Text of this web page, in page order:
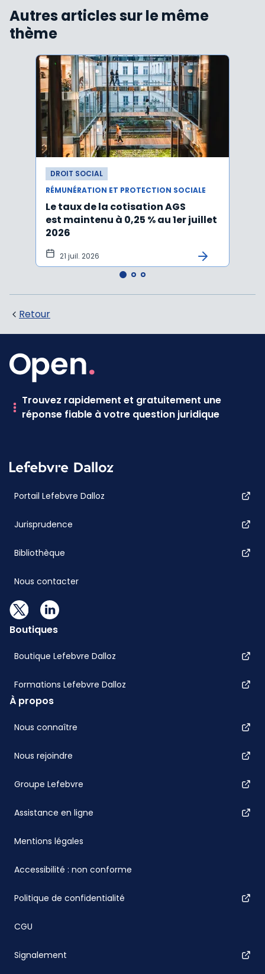
Autres articles sur le même
thème
DROIT SOCIAL
RÉMUNÉRATION ET PROTECTION SOCIALE
Le taux de la cotisation AGS
est maintenu à 0,25 % au 1er juillet
2026
21 juil. 2026
Retour
Trouvez rapidement et gratuitement une
réponse fiable à votre question juridique
Portail Lefebvre Dalloz
Jurisprudence
Bibliothèque
Nous contacter
Boutiques
Boutique Lefebvre Dalloz
Formations Lefebvre Dalloz
À propos
Nous connaître
Nous rejoindre
Groupe Lefebvre
Assistance en ligne
Mentions légales
Accessibilité : non conforme
Politique de confidentialité
CGU
Signalement